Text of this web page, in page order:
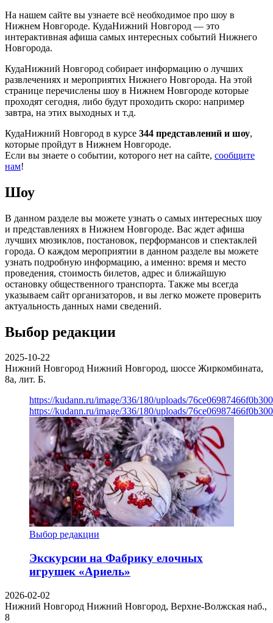
На нашем сайте вы узнаете всё необходимое про шоу в
Нижнем Новгороде. КудаНижний Новгород — это
интерактивная афиша самых интересных событий Нижнего
Новгорода.
КудаНижний Новгород собирает информацию о лучших
развлечениях и мероприятих Нижнего Новгорода. На этой
странице перечислены шоу в Нижнем Новгороде которые
проходят сегодня, либо будут проходить скоро: например
завтра, на этих выходных и т.д.
КудаНижний Новгород в курсе 344 представлений и шоу,
которые пройдут в Нижнем Новгороде.
Если вы знаете о событии, которого нет на сайте, сообщите
нам!
Шоу
В данном разделе вы можете узнать о самых интересных шоу
и представлениях в Нижнем Новгороде. Вас ждет афиша
лучших мюзиклов, постановок, перформансов и спектаклей
города. О каждом мероприятии в данном разделе вы можете
узнать подробную информацию, а именно: время и место
проведения, стоимость билетов, адрес и ближайшую
остановку общественного транспорта. Также мы всегда
указываем сайт организаторов, и вы легко можете проверить
актуальность данных нами сведений.
Выбор редакции
2025-10-22
Нижний Новгород Нижний Новгород, шоссе Жиркомбината,
8а, лит. Б.
https://kudann.ru/image/336/180/uploads/
https://kudann.ru/image/336/180/uploads/
Выбор редакции
Экскурсии на Фабрику елочных
игрушек «Ариель»
2026-02-02
Нижний Новгород Нижний Новгород, Верхне-Волжская наб.,
8